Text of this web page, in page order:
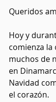
Queridos
Hoy y
comienza
muchos de
en
Navidad
el corazón.